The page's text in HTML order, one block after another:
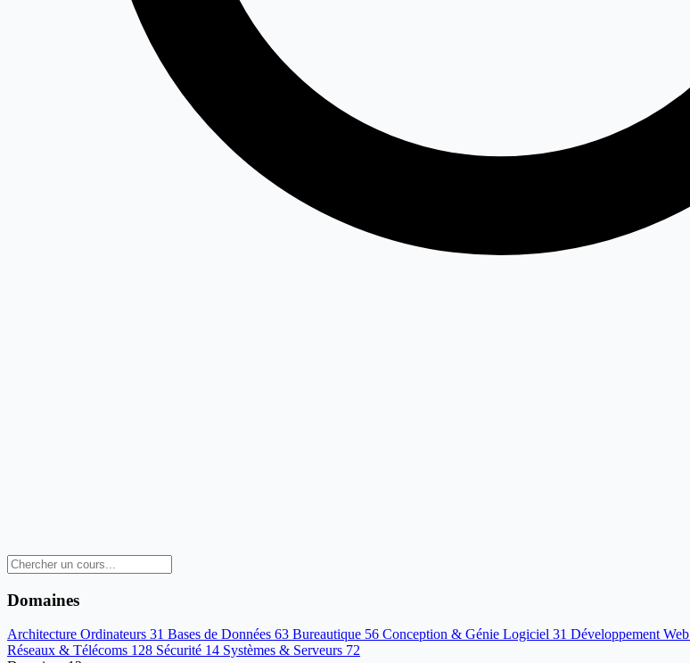
Domaines
Architecture Ordinateurs 31 Bases de Données 63 Bureautique 56 Conception & Génie Logiciel 31 Développement Web
Réseaux & Télécoms 128 Sécurité 14 Systèmes & Serveurs 72